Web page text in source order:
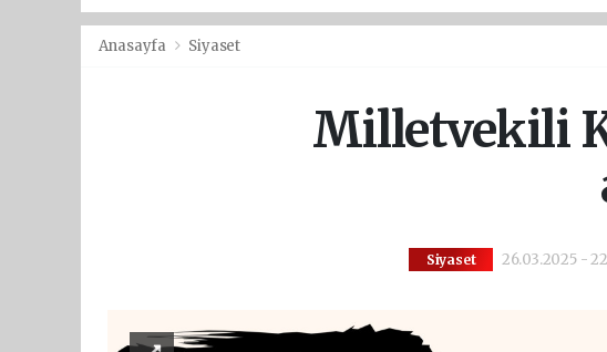
Anasayfa Siyaset
Milletvekili
Siyaset 26.03.2025 -